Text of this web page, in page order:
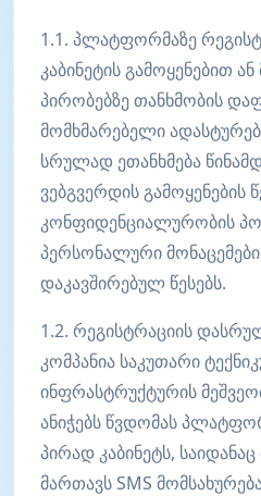
1.1. პლატფორმაზე
კაბინეტის გამოყენებით
პირობებზე თანხმობის
მომხმარებელი
სრულად ეთანხმება
ვებგვერდის გამოყენების
კონფიდენციალურობის
პერსონალური
დაკავშირებულ წესებს.
1.2. რეგისტრაციის
კომპანია საკუთარი
ინფრასტრუქტურის
ანიჭებს წვდომას
პირად კაბინეტს,
მართავს SMS